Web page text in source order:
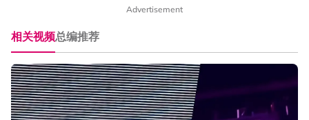
Advertisement
相关视频总编推荐